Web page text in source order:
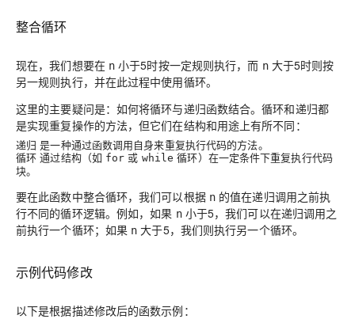
整合循环
现在，我们想要在 n 小于5时按一定规则执行，而 n大于5时则按
另一规则执行，并在此过程中使用循环。
这里的主要疑问是： 如何将循环与递归函数结合。循环和递归都
是实现重复操作的方法，但它们在结构和用途上有所不同：
递归 是一种通过函数调用自身来重复执行代码的方法。
循环 通过结构（如 for 或 while 循环）在一定条件下重复执行代码
块。
要在此函数中整合循环，我们可以根据 n的值在递归调用之前执
行不同的循环逻辑。例如，如果 n小于5，我们可以在递归调用之
前执行一个循环；如果 n 大于5，我们则执行另一个循环。
示例代码修改
以下是根据描述修改后的函数示例：